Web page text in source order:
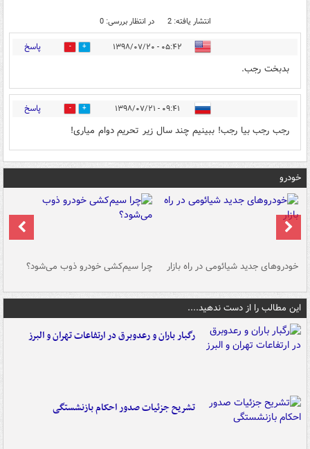
انتشار یافته: 2 در انتظار بررسی: 0
۰۵:۴۲ - ۱۳۹۸/۰۷/۲۰ 14 پاسخ
بدبخت رجب.
۰۹:۴۱ - ۱۳۹۸/۰۷/۲۱ 14 پاسخ
رجب رجب بیا رجب! ببینیم چند سال زیر تحریم دوام میاری!
خودرو
خودروهای جدید شیائومی در راه بازار چرا سیم‌کشی خودرو ذوب می‌شود؟
این مطالب را از دست ندهید....
رگبار باران و رعدوبرق در ارتفاعات تهران و البرز
تشریح جزئیات صدور احکام بازنشستگی